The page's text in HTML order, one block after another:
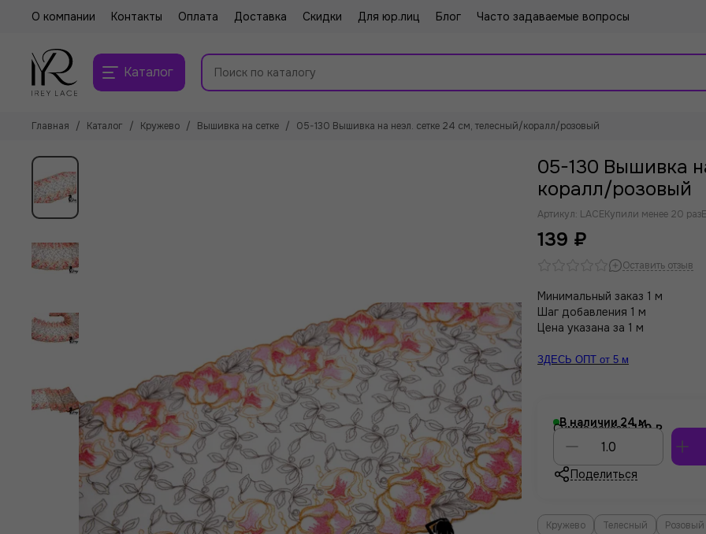
О компании Контакты Оплата Доставка Скидки Для юр.лиц Блог Часто задаваемые вопросы
Каталог
Главная Каталог Кружево Вышивка на сетке 05-130 Вышивка на неэл. сетке 24 см, телесный/коралл/розовый
05-130 Вышивка
коралл/розовый
Артикул: LACEКупили менее 20 раз
139 ₽
Оставить отзыв
Минимальный заказ 1 м
Шаг добавления 1 м
Цена указана за 1 м
ЗДЕСЬ ОПТ от 5 м
В наличии 24
Сумма заказа:139 ₽
Поделиться
Кружево Телесный Розовый